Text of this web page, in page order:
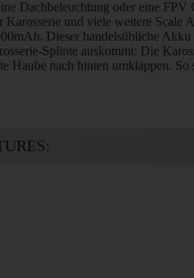
Dachbeleuchtung oder eine
und viele weitere Scale
Dieser handelsübliche
Splinte auskommt: Die
Haube nach hinten umklappen.